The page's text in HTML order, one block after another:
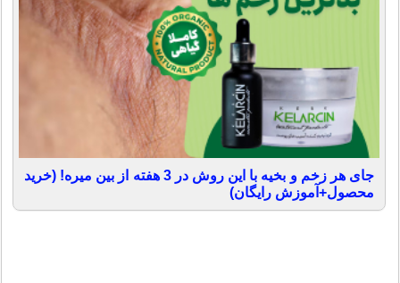
جای هر زخم و بخیه با این روش در 3 هفته از بین میره! (خرید
محصول+آموزش رایگان)